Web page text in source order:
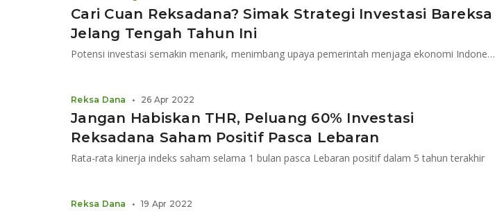
Cari Cuan Reksadana? Simak Strategi Investasi Bareksa
Jelang Tengah Tahun Ini
Potensi investasi semakin menarik, menimbang upaya pemerintah menjaga ekonomi Indonesia
Jangan Habiskan THR, Peluang 60% Investasi
Reksadana Saham Positif Pasca Lebaran
Rata-rata kinerja indeks saham selama 1 bulan pasca Lebaran positif dalam 5 tahun terakhir
Reksa Dana • 26 Apr 2022
Reksa Dana • 19 Apr 2022